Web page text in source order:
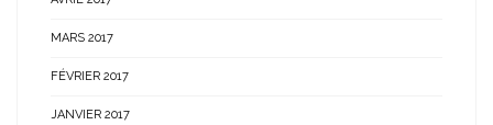
MARS 2017
FÉVRIER 2017
JANVIER 2017